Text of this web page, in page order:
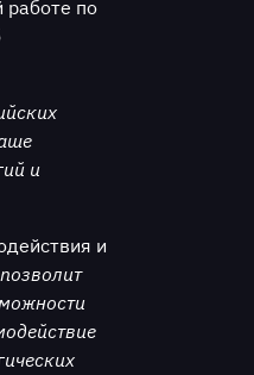
работе по
и
и